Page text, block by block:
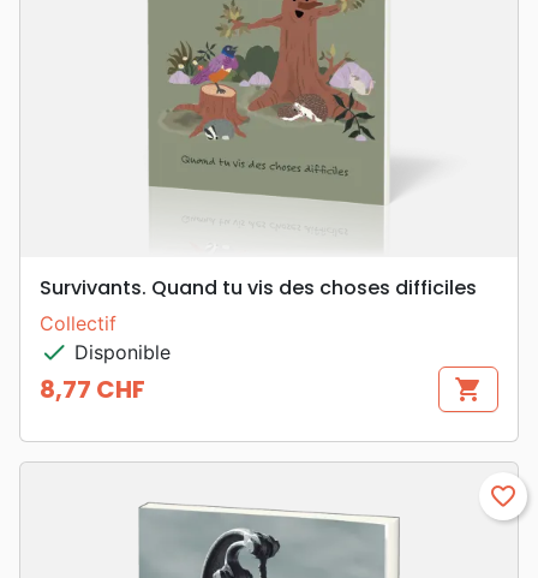
Survivants. Quand tu vis des choses difficiles
Collectif
check Disponible
Prix
8,77 CHF shopping_cart
favorite_border